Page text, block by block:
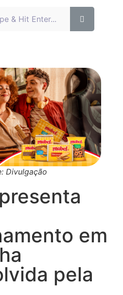
Divulgação
em
pela